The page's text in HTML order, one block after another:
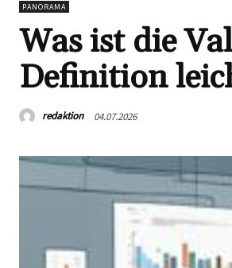
PANORAMA
Was ist die
Definition
redaktion 04.07.2026